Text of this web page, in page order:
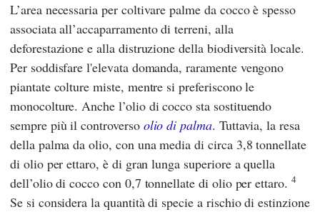
L’area necessaria per coltivare palme da cocco è spesso
associata all’accaparramento di terreni, alla
deforestazione e alla distruzione della biodiversità locale.
Per soddisfare l'elevata domanda, raramente vengono
piantate colture miste, mentre si preferiscono le
monocolture. Anche l’olio di cocco sta sostituendo
sempre più il controverso olio di palma. Tuttavia, la resa
della palma da olio, con una media di circa 3,8 tonnellate
di olio per ettaro, è di gran lunga superiore a quella
dell’olio di cocco con 0,7 tonnellate di olio per ettaro. 4
Se si considera la quantità di specie a rischio di estinzione